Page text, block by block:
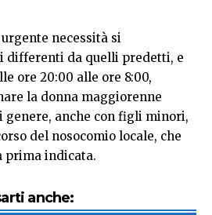
necessità si
differenti da quelli predetti, e
ore 20:00 alle ore 8:00,
la donna maggiorenne
anche con figli minori,
del nosocomio locale, che
prima indicata.
anche: